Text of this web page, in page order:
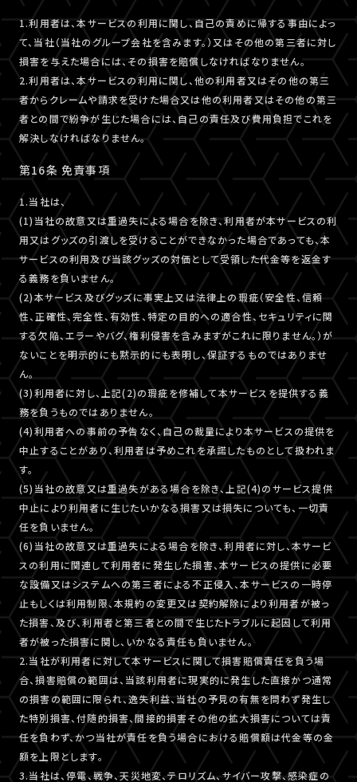
1.利用者は、本サービスの利用に関し、自己の責めに帰する事由によっ
て、当社（当社のグループ会社を含みます。）又はその他の第三者に対し
損害を与えた場合には、その損害を賠償しなければなりません。
2.利用者は、本サービスの利用に関し、他の利用者又はその他の第三
者からクレームや請求を受けた場合又は他の利用者又はその他の第三
者との間で紛争が生じた場合には、自己の責任及び費用負担でこれを
解決しなければなりません。
第16条 免責事項
1.当社は、
(1)当社の故意又は重過失による場合を除き、利用者が本サービスの利
用又はグッズの引渡しを受けることができなかった場合であっても、本
サービスの利用及び当該グッズの対価として受領した代金等を返金す
る義務を負いません。
(2)本サービス及びグッズに事実上又は法律上の瑕疵（安全性、信頼
性、正確性、完全性、有効性、特定の目的への適合性、セキュリティに関
する欠陥、エラーやバグ、権利侵害を含みますがこれに限りません。）が
ないことを明示的にも黙示的にも表明し、保証するものではありませ
ん。
(3)利用者に対し、上記(2)の瑕疵を修補して本サービスを提供する義
務を負うものではありません。
(4)利用者への事前の予告なく、自己の裁量により本サービスの提供を
中止することがあり、利用者は予めこれを承諾したものとして扱われま
す。
(5)当社の故意又は重過失がある場合を除き、上記(4)のサービス提供
中止により利用者に生じたいかなる損害又は損失についても、一切責
任を負いません。
(6)当社の故意又は重過失による場合を除き、利用者に対し、本サービ
スの利用に関連して利用者に発生した損害、本サービスの提供に必要
な設備又はシステムへの第三者による不正侵入、本サービスの一時停
止もしくは利用制限、本規約の変更又は契約解除により利用者が被っ
た損害、及び、利用者と第三者との間で生じたトラブルに起因して利用
者が被った損害に関し、いかなる責任も負いません。
2.当社が利用者に対して本サービスに関して損害賠償責任を負う場
合、損害賠償の範囲は、当該利用者に現実的に発生した直接かつ通常
の損害の範囲に限られ、逸失利益、当社の予見の有無を問わず発生し
た特別損害、付随的損害、間接的損害その他の拡大損害については責
任を負わず、かつ当社が責任を負う場合における賠償額は代金等の金
額を上限とします。
3.当社は、停電、戦争、天災地変、テロリズム、サイバー攻撃、感染症の